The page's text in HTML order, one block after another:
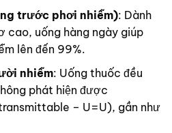
trước phơi nhiễm): Dành
cao, uống hàng ngày giúp
lên đến 99%.
nhiễm: Uống thuốc đều
phát hiện được
– U=U), gần như